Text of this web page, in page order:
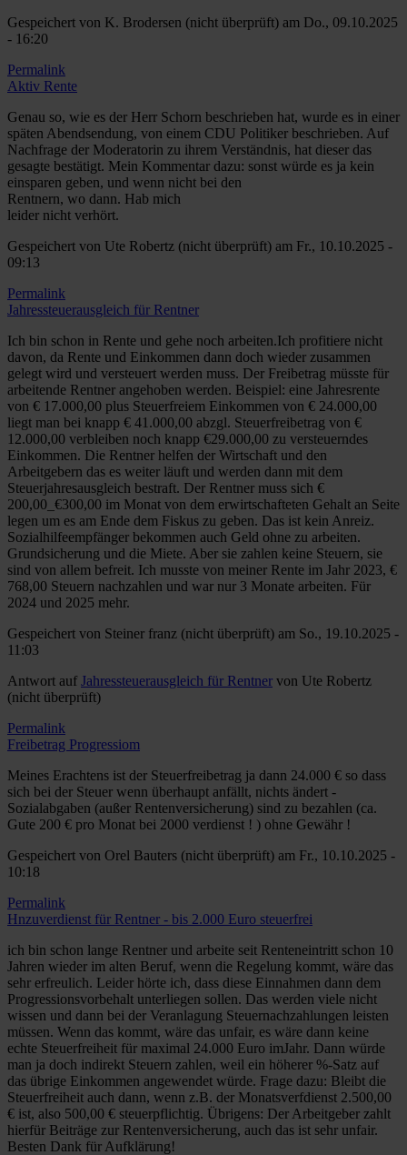
Gespeichert von K. Brodersen (nicht überprüft) am Do., 09.10.2025
- 16:20
Permalink
Aktiv Rente
Genau so, wie es der Herr Schorn beschrieben hat, wurde es in einer
späten Abendsendung, von einem CDU Politiker beschrieben. Auf
Nachfrage der Moderatorin zu ihrem Verständnis, hat dieser das
gesagte bestätigt. Mein Kommentar dazu: sonst würde es ja kein
einsparen geben, und wenn nicht bei den
Rentnern, wo dann. Hab mich
leider nicht verhört.
Gespeichert von Ute Robertz (nicht überprüft) am Fr., 10.10.2025 -
09:13
Permalink
Jahressteuerausgleich für Rentner
Ich bin schon in Rente und gehe noch arbeiten.Ich profitiere nicht
davon, da Rente und Einkommen dann doch wieder zusammen
gelegt wird und versteuert werden muss. Der Freibetrag müsste für
arbeitende Rentner angehoben werden. Beispiel: eine Jahresrente
von € 17.000,00 plus Steuerfreiem Einkommen von € 24.000,00
liegt man bei knapp € 41.000,00 abzgl. Steuerfreibetrag von €
12.000,00 verbleiben noch knapp €29.000,00 zu versteuerndes
Einkommen. Die Rentner helfen der Wirtschaft und den
Arbeitgebern das es weiter läuft und werden dann mit dem
Steuerjahresausgleich bestraft. Der Rentner muss sich €
200,00_€300,00 im Monat von dem erwirtschafteten Gehalt an Seite
legen um es am Ende dem Fiskus zu geben. Das ist kein Anreiz.
Sozialhilfeempfänger bekommen auch Geld ohne zu arbeiten.
Grundsicherung und die Miete. Aber sie zahlen keine Steuern, sie
sind von allem befreit. Ich musste von meiner Rente im Jahr 2023, €
768,00 Steuern nachzahlen und war nur 3 Monate arbeiten. Für
2024 und 2025 mehr.
Gespeichert von Steiner franz (nicht überprüft) am So., 19.10.2025 -
11:03
Antwort auf Jahressteuerausgleich für Rentner von Ute Robertz
(nicht überprüft)
Permalink
Freibetrag Progressiom
Meines Erachtens ist der Steuerfreibetrag ja dann 24.000 € so dass
sich bei der Steuer wenn überhaupt anfällt, nichts ändert -
Sozialabgaben (außer Rentenversicherung) sind zu bezahlen (ca.
Gute 200 € pro Monat bei 2000 verdienst ! ) ohne Gewähr !
Gespeichert von Orel Bauters (nicht überprüft) am Fr., 10.10.2025 -
10:18
Permalink
Hnzuverdienst für Rentner - bis 2.000 Euro steuerfrei
ich bin schon lange Rentner und arbeite seit Renteneintritt schon 10
Jahren wieder im alten Beruf, wenn die Regelung kommt, wäre das
sehr erfreulich. Leider hörte ich, dass diese Einnahmen dann dem
Progressionsvorbehalt unterliegen sollen. Das werden viele nicht
wissen und dann bei der Veranlagung Steuernachzahlungen leisten
müssen. Wenn das kommt, wäre das unfair, es wäre dann keine
echte Steuerfreiheit für maximal 24.000 Euro imJahr. Dann würde
man ja doch indirekt Steuern zahlen, weil ein höherer %-Satz auf
das übrige Einkommen angewendet würde. Frage dazu: Bleibt die
Steuerfreiheit auch dann, wenn z.B. der Monatsverfdienst 2.500,00
€ ist, also 500,00 € steuerpflichtig. Übrigens: Der Arbeitgeber zahlt
hierfür Beiträge zur Rentenversicherung, auch das ist sehr unfair.
Besten Dank für Aufklärung!